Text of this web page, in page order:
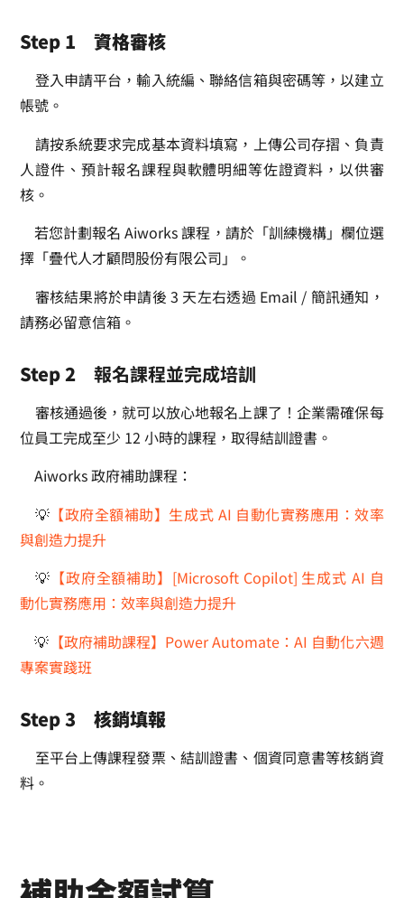
Step 1 資格審核
登入申請平台，輸入統編、聯絡信箱與密碼等，以建立
帳號。
請按系統要求完成基本資料填寫，上傳公司存摺、負責
人證件、預計報名課程與軟體明細等佐證資料，以供審
核。
若您計劃報名 Aiworks 課程，請於「訓練機構」欄位選
擇「疊代人才顧問股份有限公司」。
審核結果將於申請後 3 天左右透過 Email / 簡訊通知，
請務必留意信箱。
Step 2報名課程並完成培訓
審核通過後，就可以放心地報名上課了！企業需確保每
位員工完成至少 12 小時的課程，取得結訓證書。
Aiworks 政府補助課程：
💡 【政府全額補助】生成式 AI 自動化實務應用：效率
與創造力提升
💡 【政府全額補助】[Microsoft Copilot] 生成式 AI 自
動化實務應用：效率與創造力提升
💡 【政府補助課程】Power Automate：AI 自動化六週
專案實踐班
Step 3 核銷填報
至平台上傳課程發票、結訓證書、個資同意書等核銷資
料。